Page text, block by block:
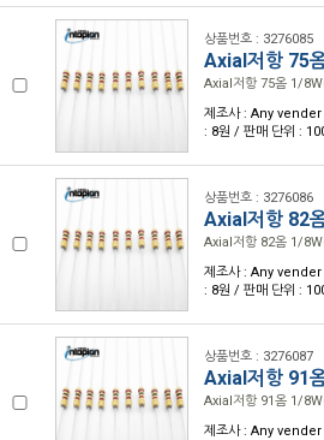
상품번호 : 3276085
Axial저항 75
Axial저항 75옴 1/
제조사 : Any
: 8원 / 판매 단위 :
상품번호 : 3276086
Axial저항 82
Axial저항 82옴 1/
제조사 : Any
: 8원 / 판매 단위 :
상품번호 : 3276087
Axial저항 91
Axial저항 91옴 1/
제조사 : Any